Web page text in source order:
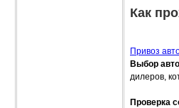
Как
Привоз
Выбор
дилеров,
Проверка